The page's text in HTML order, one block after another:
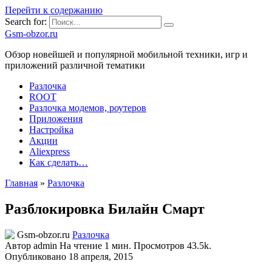
Перейти к содержанию
Search for:
Gsm-obzor.ru
Обзор новейшей и популярной мобильной техники, игр и
приложений различной тематики
Разлочка
ROOT
Разлочка модемов, роутеров
Приложения
Настройка
Акции
Aliexpress
Как сделать…
Главная » Разлочка
Разблокировка Билайн Смарт
Разлочка
Автор admin На чтение 1 мин. Просмотров 43.5k.
Опубликовано 18 апреля, 2015